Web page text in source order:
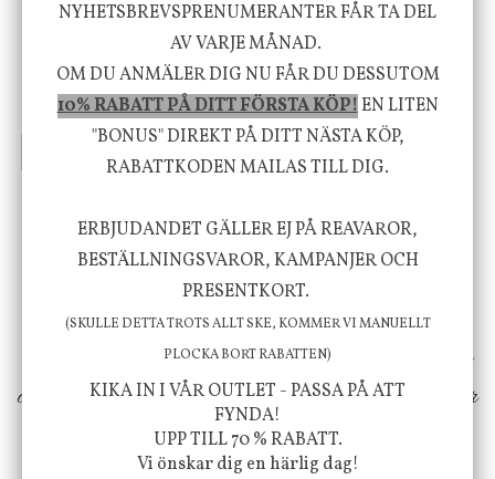
Skål, Hands marmor
635 kr795 kr
KÖP
Nicolas Vahé
Serveringsfat, Ostron,
Stengods
415 kr
INFO KÖP
Vi vill förmedla känsla, upplevelse och
välbefinnande för dig och ditt hem! Med
inspiration från naturen och dess färgpalett
erbjuder vi omsorgsfullt utvalda produkter som
ökar trivsel i ditt hem och ger det lilla extra för
att öka ditt välmående!
NYHETSBREVSPRENUMERANTER FÅR TA DEL
AV VARJE MÅNAD.
OM DU ANMÄLER DIG NU FÅR DU DESSUTOM
10% RABATT PÅ DITT FÖRSTA KÖP!EN LITEN
"BONUS" DIREKT PÅ DITT NÄSTA KÖP,
RABATTKODEN MAILAS TILL DIG.
ERBJUDANDET GÄLLER EJ PÅ REAVAROR,
BESTÄLLNINGSVAROR, KAMPANJER OCH
PRESENTKORT.
(SKULLE DETTA TROTS ALLT SKE, KOMMER VI MANUELLT
PLOCKA BORT RABATTEN)
KIKA IN I VÅR OUTLET - PASSA PÅ ATT
FYNDA!
UPP TILL 70 % RABATT.
Vi önskar dig en härlig dag!